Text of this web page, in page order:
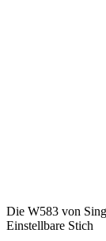
Die W583 von
Einstellbare Stich